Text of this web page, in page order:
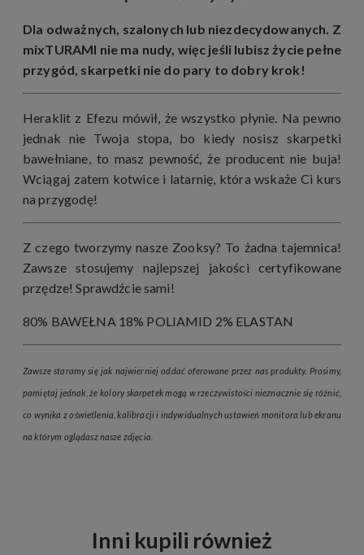
Dla odważnych, szalonych lub niezdecydowanych. Z
mixTURAMI nie ma nudy, więc jeśli lubisz życie pełne
przygód, skarpetki nie do pary to dobry krok!
Heraklit z Efezu mówił, że wszystko płynie. Na pewno
jednak nie Twoja stopa, bo kiedy nosisz skarpetki
bawełniane, to masz pewność, że producent nie buja!
Wciągaj zatem kotwice i latarnię, która wskaże Ci kurs
na przygodę!
Z czego tworzymy nasze Zooksy? To żadna tajemnica!
Zawsze stosujemy najlepszej jakości certyfikowane
przędze! Sprawdźcie sami!
80% BAWEŁNA 18% POLIAMID 2% ELASTAN
Zawsze staramy się jak najwierniej oddać oferowane przez nas produkty. Prosimy,
pamiętaj jednak, że kolory skarpetek mogą w rzeczywistości nieznacznie się różnić,
co wynika z oświetlenia, kalibracji i indywidualnych ustawień monitora lub ekranu
na którym oglądasz nasze zdjęcia.
Inni kupili również